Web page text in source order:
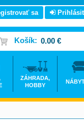
sa
Košík: 0.00 €
ZÁHRADA,
HOBBY